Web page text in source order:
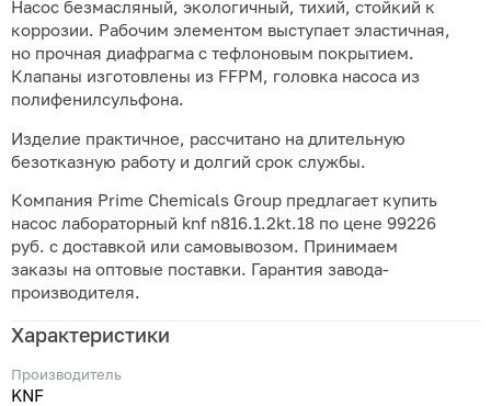
Насос безмасляный, экологичный, тихий, стойкий к
коррозии. Рабочим элементом выступает эластичная,
но прочная диафрагма с тефлоновым покрытием.
Клапаны изготовлены из FFPM, головка насоса из
полифенилсульфона.
Изделие практичное, рассчитано на длительную
безотказную работу и долгий срок службы.
Компания Prime Chemicals Group предлагает купить
насос лабораторный knf n816.1.2kt.18 по цене 99226
руб. с доставкой или самовывозом. Принимаем
заказы на оптовые поставки. Гарантия завода-
производителя.
Характеристики
Производитель
KNF